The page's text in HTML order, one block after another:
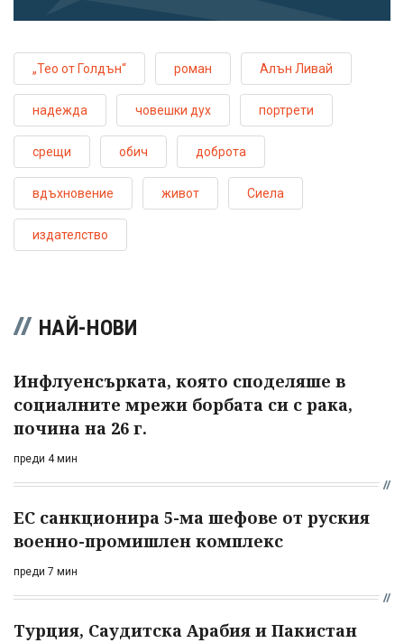
„Тео от Голдън“ роман Алън Ливай
надежда човешки дух портрети
срещи обич доброта
вдъхновение живот Сиела
издателство
НАЙ-НОВИ
Инфлуенсърката, която споделяше в
социалните мрежи борбата си с рака,
почина на 26 г.
преди 4 мин
ЕС санкционира 5-ма шефове от руския
военно-промишлен комплекс
преди 7 мин
Турция, Саудитска Арабия и Пакистан